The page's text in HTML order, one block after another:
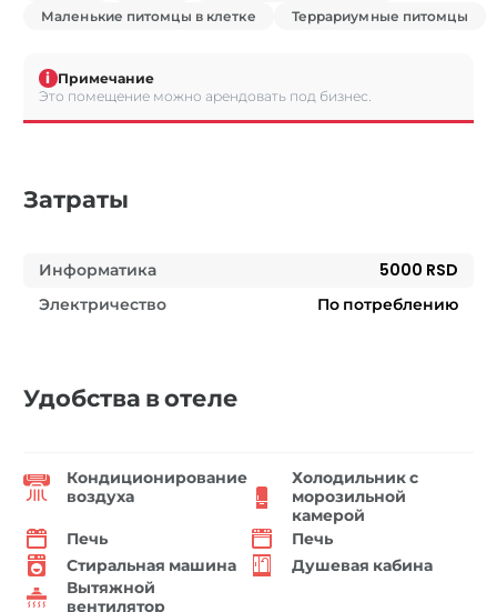
Маленькие питомцы в клетке
Террариумные питомцы
i Примечание
Это помещение можно арендовать под бизнес.
Затраты
Информатика
5000 RSD
Электричество
По потреблению
Удобства в отеле
Кондиционирование
воздуха
Холодильник с
морозильной
камерой
Печь
Печь
Стиральная машина
Душевая кабина
Вытяжной
вентилятор